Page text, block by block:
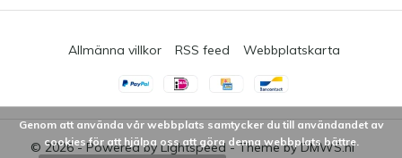
© 2026 - Powered by Lightspeed - Theme byDMWS.nl
Allmänna villkor RSS feed Webbplatskarta
Genom att använda vår webbplats samtycker du till användandet av
cookies för att hjälpa oss att göra denna webbplats bättre.